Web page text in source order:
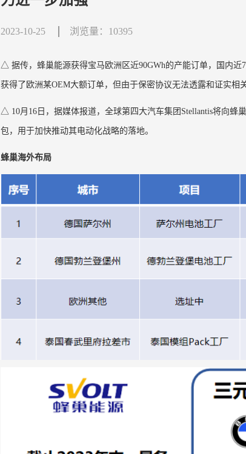
2023-10-25 浏览量：10395
△ 据传，蜂巢能源获得宝马欧洲区近90GWh的产能订单，国内近
获得了欧洲某OEM大额订单，但由于保密协议无法透露和证实相
△ 10月16日，据媒体报道，全球第四大汽车集团Stellantis将向蜂
包，用于加快推动其电动化战略的落地。
蜂巢海外布局